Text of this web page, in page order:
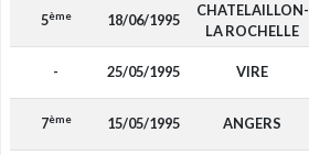
5ème 18/06/1995
CHATELAILLON-
LA ROCHELLE
- 25/05/1995 VIRE
7ème 15/05/1995 ANGERS